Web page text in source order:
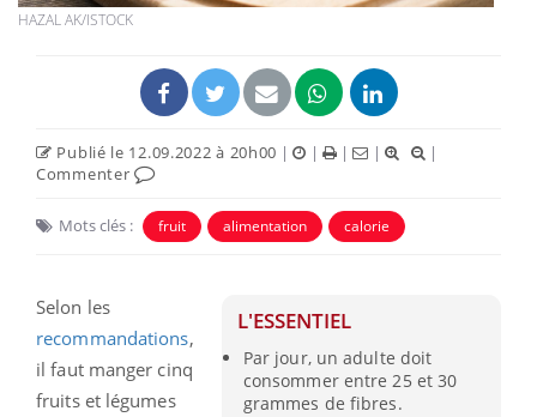
HAZAL AK/ISTOCK
Publié le 12.09.2022 à 20h00 | | | |
|
Commenter
Mots clés : fruit alimentation calorie
L'ESSENTIEL
Par jour, un adulte doit
consommer entre 25 et 30
grammes de fibres.
Selon les
recommandations,
il faut manger cinq
fruits et légumes